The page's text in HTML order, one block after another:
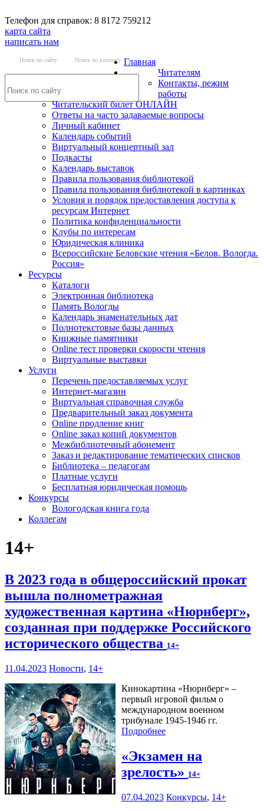
Телефон для справок: 8 8172 759212
карта сайта
написать нам
Поиск по сайту Поиск по каталогу Главная
Читателям
Контакты, режим
работы
Читательский билет ОНЛАЙН
Ответы на часто задаваемые вопросы
Личный кабинет
Календарь событий
Виртуальный концертный зал
Подкасты
Календарь выставок
Правила пользования библиотекой
Правила пользования библиотекой в картинках
Условия и порядок предоставления доступа к
ресурсам Интернет
Политика конфиденциальности
Клубы по интересам
Юридическая клиника
Всероссийские Беловские чтения «Белов. Вологда.
Россия»
Ресурсы
Каталоги
Электронная библиотека
Память Вологды
Календарь знаменательных дат
Полнотекстовые базы данных
Книжные памятники
Online тест проверки скорости чтения
Виртуальные выставки
Услуги
Перечень предоставляемых услуг
Интернет-магазин
Виртуальная справочная служба
Предварительный заказ документа
Online продление книг
Online заказ копий документов
Межбиблиотечный абонемент
Заказ и редактирование тематических списков
Библиотека – педагогам
Платные услуги
Бесплатная юридическая помощь
Конкурсы
Вологодская книга года
Коллегам
14+
В 2023 года в общероссийский прокат
вышла полнометражная
художественная картина «Нюрнберг»,
созданная при поддержке Российского
исторического общества 14+
11.04.2023 Новости, 14+
Кинокартина «Нюрнберг» –
первый игровой фильм о
международном военном
трибунале 1945-1946 гг.
Подробнее
«Экзамен на
зрелость» 14+
07.04.2023 Конкурсы, 14+